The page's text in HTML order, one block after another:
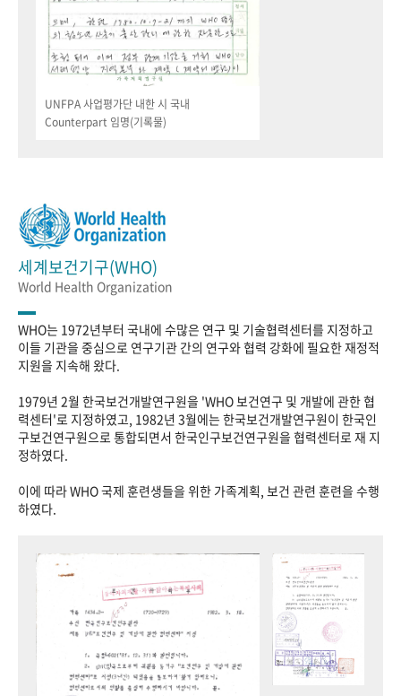
UNFPA 사업평가단 내한 시 국내
Counterpart 임명(기록물)
세계보건기구(WHO)
World Health Organization
WHO는 1972년부터 국내에 수많은 연구 및 기술협력센터를 지정하고
이들 기관을 중심으로 연구기관 간의 연구와 협력 강화에 필요한 재정적
지원을 지속해 왔다.
1979년 2월 한국보건개발연구원을 'WHO 보건연구 및 개발에 관한 협
력센터'로 지정하였고, 1982년 3월에는 한국보건개발연구원이 한국인
구보건연구원으로 통합되면서 한국인구보건연구원을 협력센터로 재 지
정하였다.
이에 따라 WHO 국제 훈련생들을 위한 가족계획, 보건 관련 훈련을 수행
하였다.